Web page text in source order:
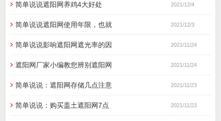
简单说说遮阳网养鸡4大好处 2021/12/4
简单说说遮阳网使用年限，也就 2021/12/3
简单说说影响遮阳网遮光率的因 2021/11/24
遮阳网厂家小编教您辨别遮阳网 2021/11/24
简单说说：遮阳网存储几点注意 2021/11/23
简单说说：购买盖土遮阳网7点 2021/11/23